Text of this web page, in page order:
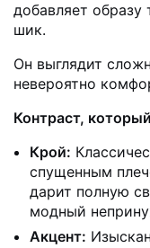
добавляет
шик.
Он выглядит
невероятно
Контраст,
Крой:
спущенным
дарит полную
модный
Акцент: